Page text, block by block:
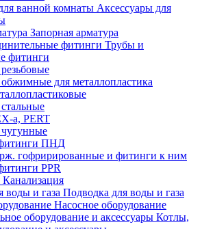
Аксессуары для
Запорная арматура
Трубы и
фитинги
для металлопластика
a, PERT
ПНД
гофрирированные и фитинги к ним
PPR
Канализация
Подводка для воды и газа
Насосное оборудование
Котлы,